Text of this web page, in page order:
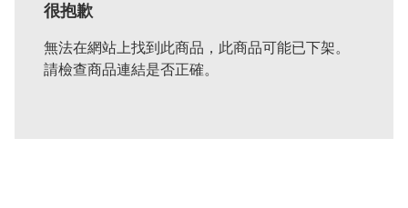
很抱歉
無法在網站上找到此商品，此商品可能已下架。
請檢查商品連結是否正確。